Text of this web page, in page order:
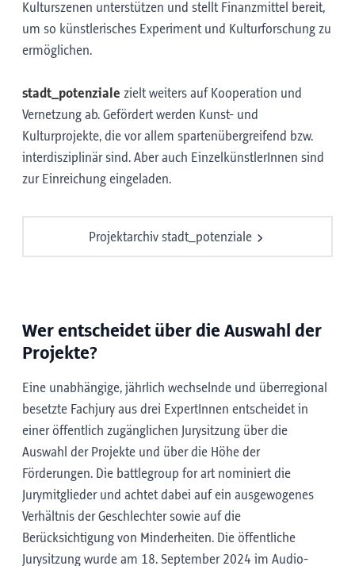
Kulturszenen unterstützen und stellt Finanzmittel bereit,
um so künstlerisches Experiment und Kulturforschung zu
ermöglichen.
stadt_potenziale zielt weiters auf Kooperation und
Vernetzung ab. Gefördert werden Kunst- und
Kulturprojekte, die vor allem spartenübergreifend bzw.
interdisziplinär sind. Aber auch EinzelkünstlerInnen sind
zur Einreichung eingeladen.
Projektarchiv stadt_potenziale
Wer entscheidet über die Auswahl der
Projekte?
Eine unabhängige, jährlich wechselnde und überregional
besetzte Fachjury aus drei ExpertInnen entscheidet in
einer öffentlich zugänglichen Jurysitzung über die
Auswahl der Projekte und über die Höhe der
Förderungen. Die battlegroup for art nominiert die
Jurymitglieder und achtet dabei auf ein ausgewogenes
Verhältnis der Geschlechter sowie auf die
Berücksichtigung von Minderheiten. Die öffentliche
Jurysitzung wurde am 18. September 2024 im Audio-